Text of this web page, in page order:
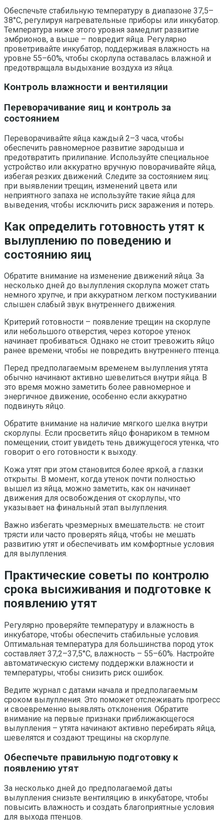
Обеспечьте стабильную температуру в диапазоне 37,5–
38°C, регулируя нагревательные приборы или инкубатор.
Температура ниже этого уровня замедлит развитие
эмбрионов, а выше – повредит яйца. Регулярно
проветривайте инкубатор, поддерживая влажность на
уровне 55–60%, чтобы скорлупа оставалась влажной и
предотвращала выдыхание воздуха из яйца.
Контроль влажности и вентиляции
Переворачивание яиц и контроль за
состоянием
Переворачивайте яйца каждый 2–3 часа, чтобы
обеспечить равномерное развитие зародыша и
предотвратить прилипание. Используйте специальное
устройство или аккуратно вручную поворачивайте яйца,
избегая резких движений. Следите за состоянием яиц:
при выявлении трещин, изменений цвета или
неприятного запаха не используйте такие яйца для
выведения, чтобы исключить риск заражения и потерь.
Как определить готовность утят к
вылуплению по поведению и
состоянию яиц
Обратите внимание на изменение движений яйца. За
несколько дней до вылупления скорлупа может стать
немного хрупче, и при аккуратном легком постукивании
слышен слабый звук внутреннего движения.
Критерий готовности – появление трещин на скорлупе
или небольшого отверстия, через которое утенок
начинает пробиваться. Однако не стоит тревожить яйцо
ранее времени, чтобы не повредить внутреннего птенца.
Перед предполагаемым временем вылупления утята
обычно начинают активно шевелиться внутри яйца. В
это время можно заметить более равномерное и
энергичное движение, особенно если аккуратно
подвинуть яйцо.
Обратите внимание на наличие мягкого шелка внутри
скорлупы. Если просветить яйцо фонариком в темном
помещении, стоит увидеть тень движущегося утенка, что
говорит о его готовности к выходу.
Кожа утят при этом становится более яркой, а глазки
открыты. В момент, когда утенок почти полностью
вышел из яйца, можно заметить, как он начинает
движения для освобождения от скорлупы, что
указывает на финальный этап вылупления.
Важно избегать чрезмерных вмешательств: не стоит
трясти или часто проверять яйца, чтобы не мешать
развитию утят и обеспечивать им комфортные условия
для вылупления.
Практические советы по контролю
срока высиживания и подготовке к
появлению утят
Регулярно проверяйте температуру и влажность в
инкубаторе, чтобы обеспечить стабильные условия.
Оптимальная температура для большинства пород уток
составляет 37,2–37,5°C, влажность – 55–60%. Настройте
автоматическую систему поддержки влажности и
температуры, чтобы снизить риск ошибок.
Ведите журнал с датами начала и предполагаемым
сроком вылупления. Это поможет отслеживать прогресс
и своевременно выявлять отклонения. Обратите
внимание на первые признаки приближающегося
вылупления – утята начинают активно перебирать яйца,
шевелятся и создают трещины на скорлупе.
Обеспечьте правильную подготовку к
появлению утят
За несколько дней до предполагаемой даты
вылупления снизьте вентиляцию в инкубаторе, чтобы
повысить влажность и создать благоприятные условия
для выхода птенцов.